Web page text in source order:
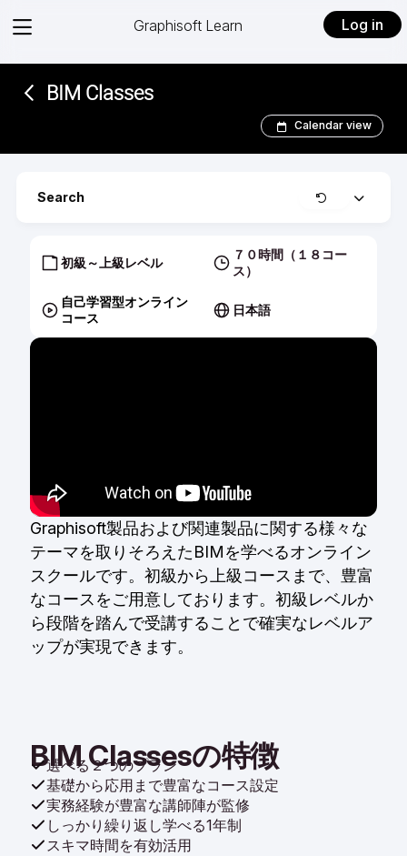
View
Graphisoft Learn Log in
BIM Classes
Calendar view
Search ClearExpand
初級～上級レベル
７０時間（１８コー
ス）
自己学習型オンライン
コース
日本語
Graphisoft製品および関連製品に関する様々な
テーマを取りそろえたBIMを学べるオンライン
スクールです。初級から上級コースまで、豊富
なコースをご用意しております。初級レベルか
ら段階を踏んで受講することで確実なレベルア
ップが実現できます。
BIM Classesの特徴
選べる２つのプラン
基礎から応用まで豊富なコース設定
実務経験が豊富な講師陣が監修
しっかり繰り返し学べる1年制
スキマ時間を有効活用